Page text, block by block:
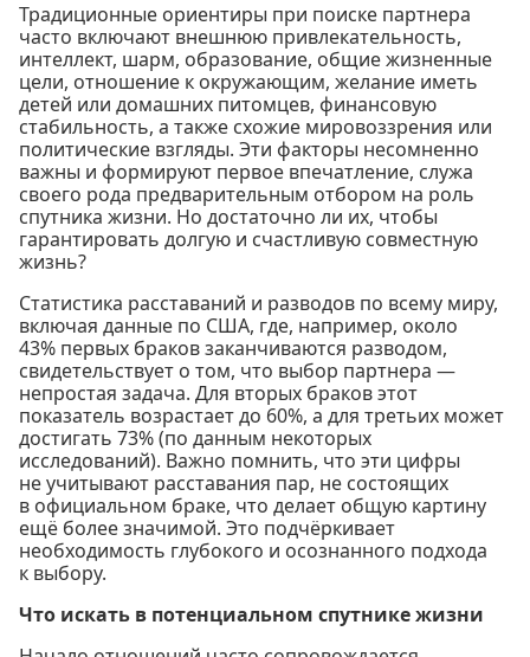
Традиционные ориентиры при поиске партнера
часто включают внешнюю привлекательность,
интеллект, шарм, образование, общие жизненные
цели, отношение к окружающим, желание иметь
детей или домашних питомцев, финансовую
стабильность, а также схожие мировоззрения или
политические взгляды. Эти факторы несомненно
важны и формируют первое впечатление, служа
своего рода предварительным отбором на роль
спутника жизни. Но достаточно ли их, чтобы
гарантировать долгую и счастливую совместную
жизнь?
Статистика расставаний и разводов по всему миру,
включая данные по США, где, например, около
43% первых браков заканчиваются разводом,
свидетельствует о том, что выбор партнера —
непростая задача. Для вторых браков этот
показатель возрастает до 60%, а для третьих может
достигать 73% (по данным некоторых
исследований). Важно помнить, что эти цифры
не учитывают расставания пар, не состоящих
в официальном браке, что делает общую картину
ещё более значимой. Это подчёркивает
необходимость глубокого и осознанного подхода
к выбору.
Что искать в потенциальном спутнике жизни